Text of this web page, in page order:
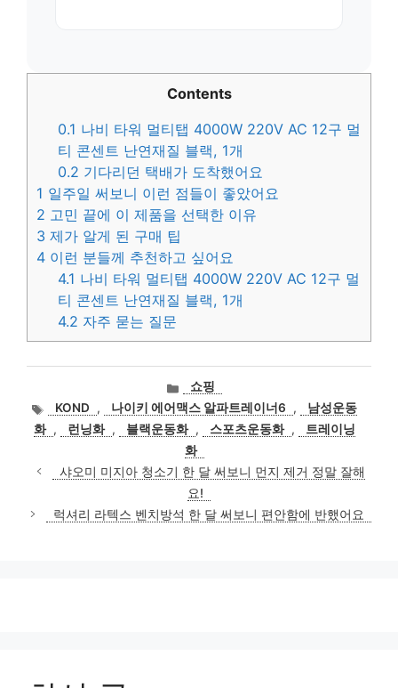
Contents
0.1 나비 타워 멀티탭 4000W 220V AC 12구 멀
티 콘센트 난연재질 블랙, 1개
0.2 기다리던 택배가 도착했어요
1 일주일 써보니 이런 점들이 좋았어요
2 고민 끝에 이 제품을 선택한 이유
3 제가 알게 된 구매 팁
4 이런 분들께 추천하고 싶어요
4.1 나비 타워 멀티탭 4000W 220V AC 12구 멀
티 콘센트 난연재질 블랙, 1개
4.2 자주 묻는 질문
카
테
고
리
쇼핑
태KOND , 나이키 에어맥스 알파트레이너6 ,
남성운동
화 , 런닝화 , 블랙운동화 , 스포츠운동화 ,
트레이닝
화
샤오미 미지아 청소기 한 달 써보니 먼지 제거 정말 잘해
요!
럭셔리 라텍스 벤치방석 한 달 써보니 편안함에 반했어요